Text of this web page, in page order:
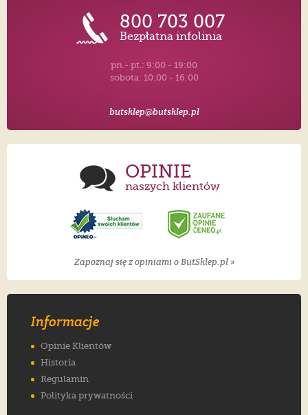
800 703 007
Bezpłatna infolinia
pn.- pt.: 9:00 - 19:00
sobota: 10:00 - 16:00
butsklep@butsklep.pl
OPINIE
naszych klientów
Zapoznaj się z opiniami o ButSklep.pl »
Informacje
Opinie Klientów
Historia
Regulamin
Polityka prywatności